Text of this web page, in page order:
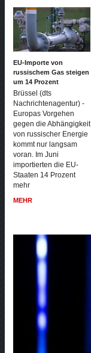
EU-Importe von
russischem Gas steigen
um 14 Prozent
Brüssel (dts
Nachrichtenagentur) -
Europas Vorgehen
gegen die Abhängigkeit
von russischer Energie
kommt nur langsam
voran. Im Juni
importierten die EU-
Staaten 14 Prozent
mehr
MEHR